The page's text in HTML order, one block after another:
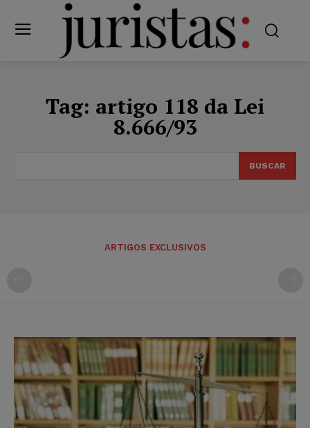
Tag: artigo 118 da Lei
8.666/93
BUSCAR
ARTIGOS EXCLUSIVOS